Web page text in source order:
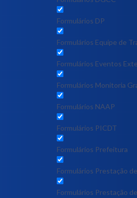
Formulários DP
Formulários Equipe de
Formulários Eventos
Formulários Monitoria
Formulários NAAP
Formulários PICDT
Formulários Prefeitura
Formulários Prestação
Formulários Prestação